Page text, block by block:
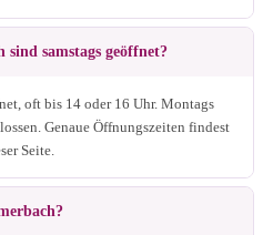
samstags geöffnet?
oft bis 14 oder 16 Uhr. Montags
Genaue Öffnungszeiten findest
Seite.